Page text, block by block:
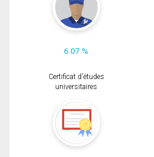
6.07 %
Certificat d'études
universitaires